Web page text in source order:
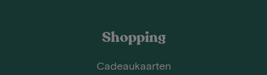
Shopping
Cadeaukaarten